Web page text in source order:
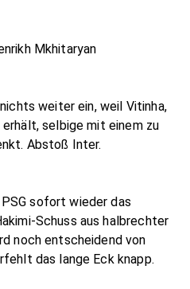
Mkhitaryan
weiter ein, weil Vitinha,
selbige mit einem zu
Abstoß Inter.
sofort wieder das
Schuss aus halbrechter
noch entscheidend von
das lange Eck knapp.